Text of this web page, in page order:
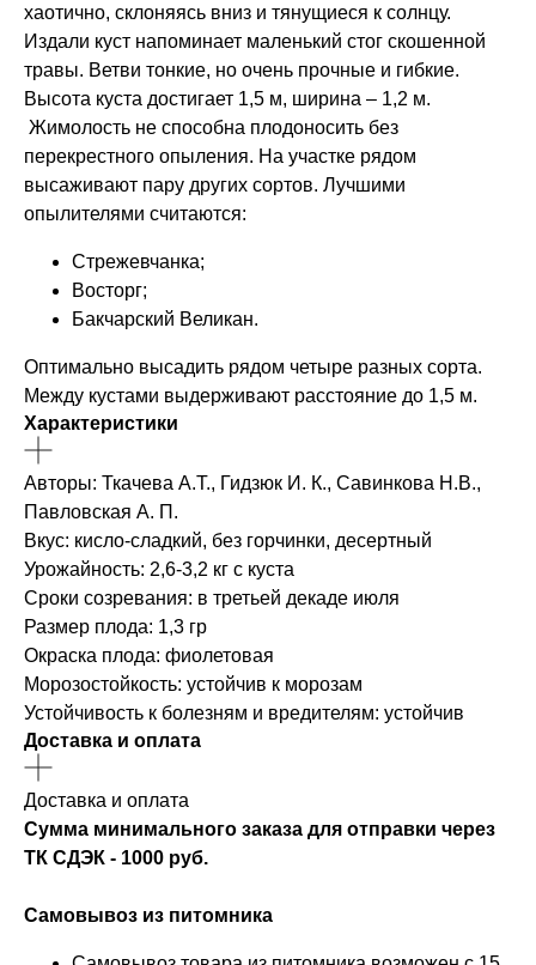
хаотично, склоняясь вниз и тянущиеся к солнцу.
Издали куст напоминает маленький стог скошенной
травы. Ветви тонкие, но очень прочные и гибкие.
Высота куста достигает 1,5 м, ширина – 1,2 м.
Жимолость не способна плодоносить без
перекрестного опыления. На участке рядом
высаживают пару других сортов. Лучшими
опылителями считаются:
Стрежевчанка;
Восторг;
Бакчарский Великан.
Оптимально высадить рядом четыре разных сорта.
Между кустами выдерживают расстояние до 1,5 м.
Характеристики
Авторы: Ткачева А.Т., Гидзюк И. К., Савинкова Н.В.,
Павловская А. П.
Вкус: кисло-сладкий, без горчинки, десертный
Урожайность: 2,6-3,2 кг с куста
Сроки созревания: в третьей декаде июля
Размер плода: 1,3 гр
Окраска плода: фиолетовая
Морозостойкость: устойчив к морозам
Устойчивость к болезням и вредителям: устойчив
Доставка и оплата
Доставка и оплата
Сумма минимального заказа для отправки через
ТК СДЭК - 1000 руб.
Самовывоз из питомника